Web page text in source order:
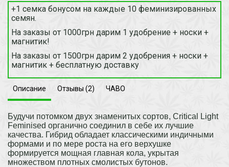
+1 семка бонусом на каждые 10 феминизированных
семян.
На заказы от 1000грн дарим 1 удобрение + носки +
магнитик!
На заказы от 1500грн дарим 2 удобрения + носки +
магнитик + бесплатную доставку
Описание Отзывы (2) ЧАВО
Будучи потомком двух знаменитых сортов, Critical Light
Feminised органично соединил в себе их лучшие
качества. Гибрид обладает классическими индичными
формами и по мере роста на его верхушке
формируется мощная главная кола, укрытая
множеством плотных смолистых бутонов.